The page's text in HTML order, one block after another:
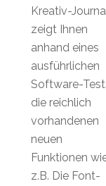
Kreativ-
zeigt Ihnen
anhand eines
ausführlichen
Software-
die reichlich
vorhandenen
neuen
Funktionen
z.B. Die Font-